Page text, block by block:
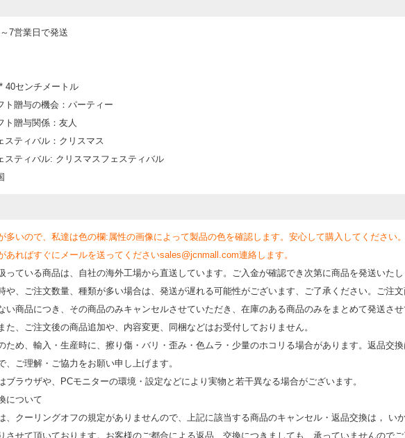
7営業日で発送
40センチメートル
ト贈与の機会：パーティー
ト贈与関係：友人
スティバル：クリスマス
スティバル: クリスマスフェスティバル
多いので、私達は色の欄:属性の画像によって製品の色を確認します。安心して購入してください
あればすぐにメールを送ってくださいsales@jcnmall.com連絡します。
っている商品は、自社の海外工場から直送しています。ご入金が確認でき次第に商品を発送いた
や、ご注文数量、種類が多い場合は、発送が遅れる可能性がございます、ご了承ください。ご注
い商品につき、その商品のみキャンセルさせていただき、在庫のある商品のみをまとめて発送さ
た、ご注文後の商品追加や、内容変更、同梱などはお受付しておりません。
ため、輸⼊・⽣産時に、擦り傷・バリ・歪み・色ムラ・少量のホコリる場合があります。返品交
、ご理解・ご協⼒をお願い申し上げます。
ブラウザや、PCモニターの環境・設定などにより実物と若⼲異なる場合がございます。
について
、クーリングオフの規定がありませんので、上記に該当する商品のキャンセル・返品交換は， い
させて頂いております。お客様のご都合による返品、交換につきましても、承っていませんので